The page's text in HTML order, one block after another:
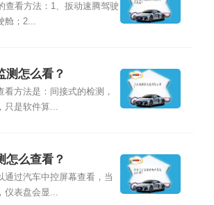
查看方法：1、扳动速腾驾驶
舱；2...
测怎么看？
看方法是：间接式的检测，
是软件算...
怎么查看？
通过汽车中控屏幕查看，当
仪表盘会显...